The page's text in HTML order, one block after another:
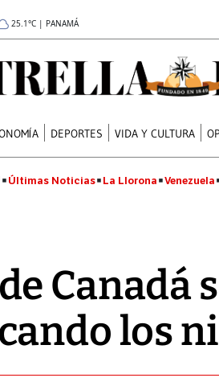
25.1°C | PANAMÁ
DEPORTES VIDA Y CULTURA
Últimas Noticias La Llorona Venezuela
Canadá
los